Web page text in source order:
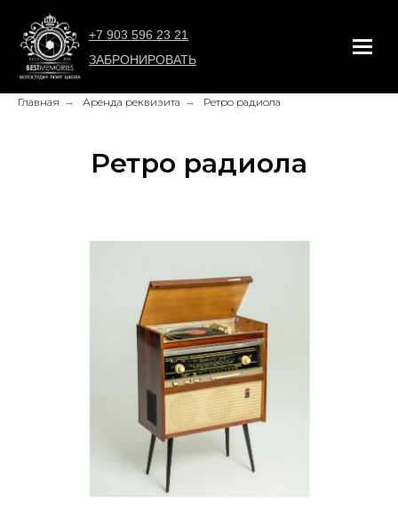
+7 903 596 23 21
ЗАБРОНИРОВАТЬ
Главная → Аренда реквизита → Ретро радиола
Ретро радиола